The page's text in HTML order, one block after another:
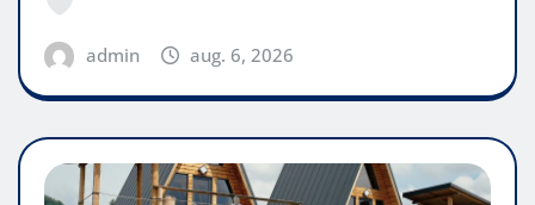
admin aug. 6, 2026